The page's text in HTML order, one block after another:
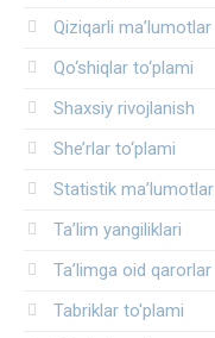
Qiziqarli ma’lumotlar
Qo‘shiqlar to‘plami
Shaxsiy rivojlanish
She’rlar to‘plami
Statistik ma’lumotlar
Ta’lim yangiliklari
Ta’limga oid qarorlar
Tabriklar to'plami